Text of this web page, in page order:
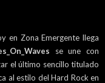
en Zona Emergente llega
se une con
el último sencillo titulado
al estilo del Hard Rock en